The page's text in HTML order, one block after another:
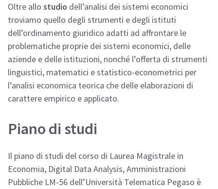
Oltre allo studio dell’analisi dei sistemi economici
troviamo quello degli strumenti e degli istituti
dell’ordinamento giuridico adatti ad affrontare le
problematiche proprie dei sistemi economici, delle
aziende e delle istituzioni, nonché l’offerta di strumenti
linguistici, matematici e statistico-econometrici per
l’analisi economica teorica che delle elaborazioni di
carattere empirico e applicato.
Piano di studi
Il piano di studi del corso di Laurea Magistrale in
Economia, Digital Data Analysis, Amministrazioni
Pubbliche LM-56 dell’Università Telematica Pegaso è